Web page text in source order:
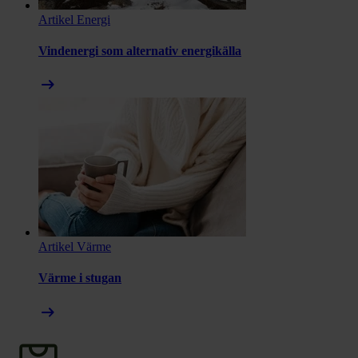
Artikel Energi
Vindenergi som alternativ energikälla
arrow_right_alt
Artikel Värme
Värme i stugan
arrow_right_alt